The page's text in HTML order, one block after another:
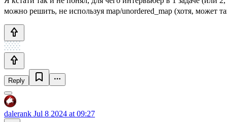
можно решить, не используя map/unordered_map (хотя, может
Reply
dalerank Jul 8 2024 at 09:27